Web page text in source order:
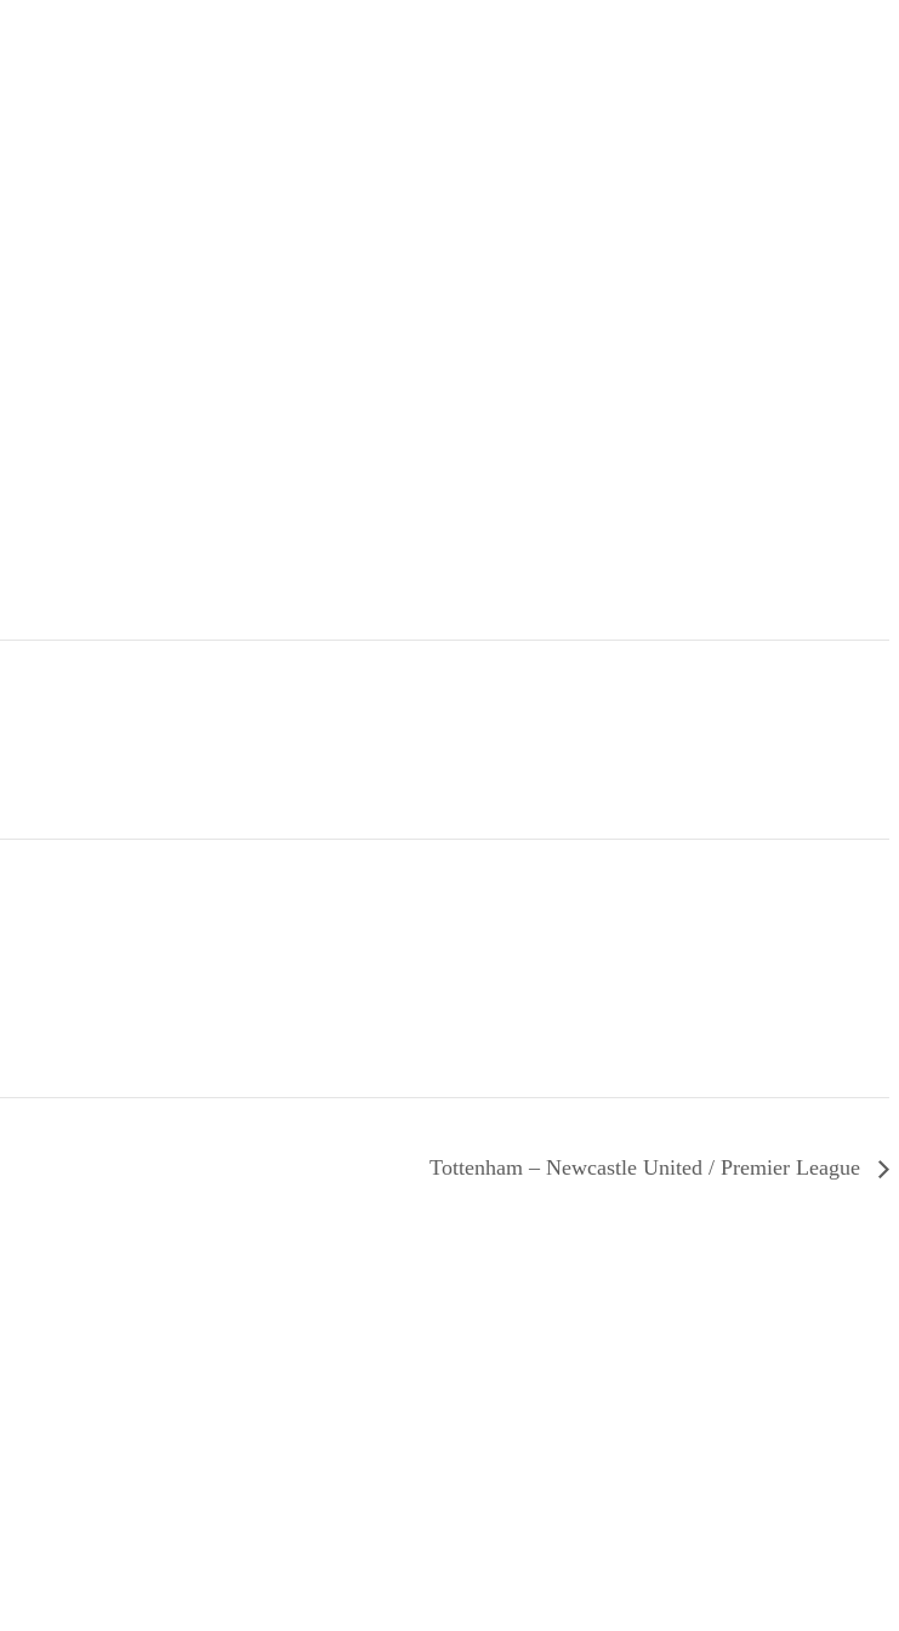
Tottenham – Newcastle United / Premier League